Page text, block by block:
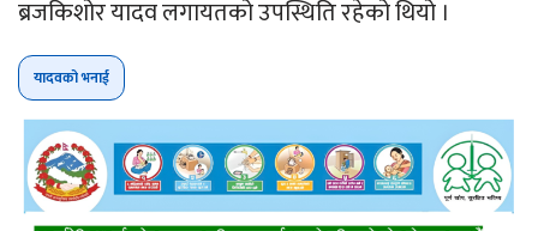
ब्रजकिशोर यादव लगायतको उपस्थिति रहेको थियो ।
यादवको भनाई